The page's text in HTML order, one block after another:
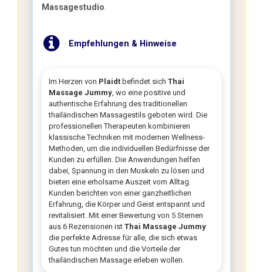
Massagestudio.
Empfehlungen & Hinweise
Im Herzen von Plaidt befindet sich Thai
Massage Jummy , wo eine positive und
authentische Erfahrung des traditionellen
thailändischen Massagestils geboten wird. Die
professionellen Therapeuten kombinieren
klassische Techniken mit modernen Wellness-
Methoden, um die individuellen Bedürfnisse der
Kunden zu erfüllen. Die Anwendungen helfen
dabei, Spannung in den Muskeln zu lösen und
bieten eine erholsame Auszeit vom Alltag.
Kunden berichten von einer ganzheitlichen
Erfahrung, die Körper und Geist entspannt und
revitalisiert. Mit einer Bewertung von 5 Sternen
aus 6 Rezensionen ist Thai Massage Jummy
die perfekte Adresse für alle, die sich etwas
Gutes tun möchten und die Vorteile der
thailändischen Massage erleben wollen.